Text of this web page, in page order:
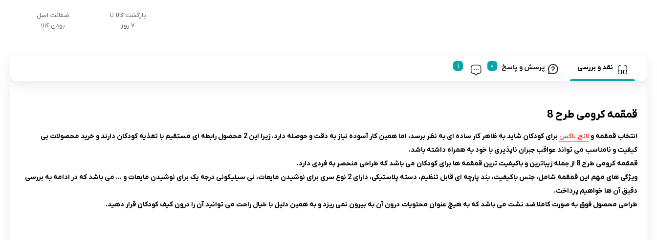
بازگشت کالا تا
7 روز
ضمانت اصل
بودن کالا
نقد و بررسی پرسش و پاسخ
قمقمه کرومی طرح 8
انتخاب قمقمه و لانچ باکس
برای کودکان شاید به ظاهر کار ساده ای به نظر برسد، اما همین کار آسوده نیاز به دقت و حوصله دارد، زیرا این 2 محصول رابطه ای مستقیم با تغذیه کودکان دارند و خرید محصولات بی
کیفیت و نامناسب می تواند عواقب جبران ناپذیری با خود به همراه داشته باشد.
قمقمه کرومی طرح 8 از جمله زیباترین و باکیفیت ترین قمقمه ها برای کودکان می باشد که طراحی منحصر به فردی دارد.
ویژگی های مهم این قمقمه شامل، جنس باکیفیت، بند پارچه ای قابل تنظیم، دسته پلاستیکی، دارای 2 نوع سری برای نوشیدن مایعات، نی سیلیکونی درجه یک برای نوشیدن مایعات و … می باشد که در ادامه به بررسی
دقیق آن ها خواهیم پرداخت.
طراحی محصول فوق به صورت کاملا ضد نشت می باشد که به هیچ عنوان محتویات درون آن به بیرون نمی ریزد و به همین دلیل با خیال راحت می توانید آن را درون کیف کودکان قرار دهید.